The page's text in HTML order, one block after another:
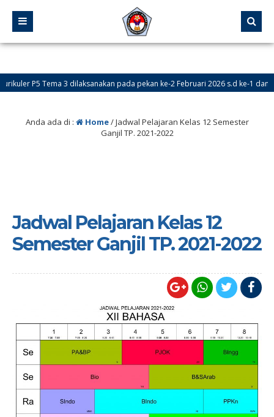
Tema 3 dilaksanakan pada pekan ke-2 Februari 2026 s.d ke-1 dan ke-2
Anda ada di : Home/Jadwal Pelajaran Kelas 12 Semester
Ganjil TP. 2021-2022
Jadwal Pelajaran Kelas 12
Semester Ganjil TP. 2021-2022